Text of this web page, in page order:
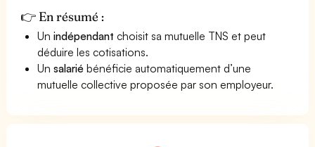
👉 En résumé :
Unindépendant choisit sa mutuelle TNS et peut
déduire les cotisations.
Unsalarié bénéficie automatiquement d’une
mutuelle collective proposée par son employeur.